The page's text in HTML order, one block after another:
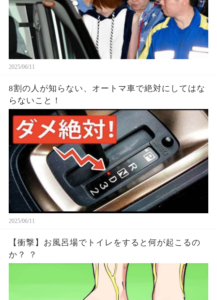
2025/06/11
8割の人が知らない、オートマ車で絶対にしてはな
らないこと！
2025/06/11
【衝撃】お風呂場でトイレをすると何が起こるの
か？ ？